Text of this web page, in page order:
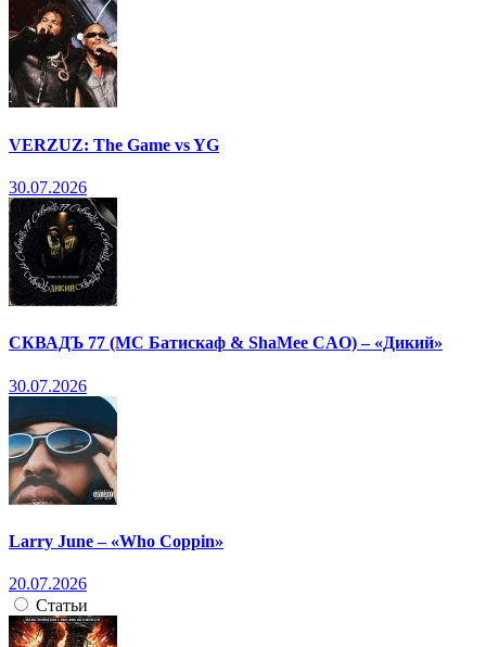
VERZUZ: The Game vs YG
30.07.2026
СКВАДЪ 77 (МС Батискаф & ShaMee CAO) – «Дикий»
30.07.2026
Larry June – «Who Coppin»
20.07.2026
Статьи